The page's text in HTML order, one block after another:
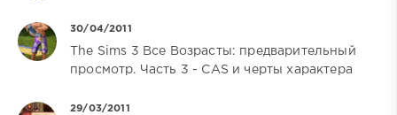
30/04/2011
The Sims 3 Все Возрасты: предварительный
просмотр. Часть 3 - CAS и черты характера
29/03/2011